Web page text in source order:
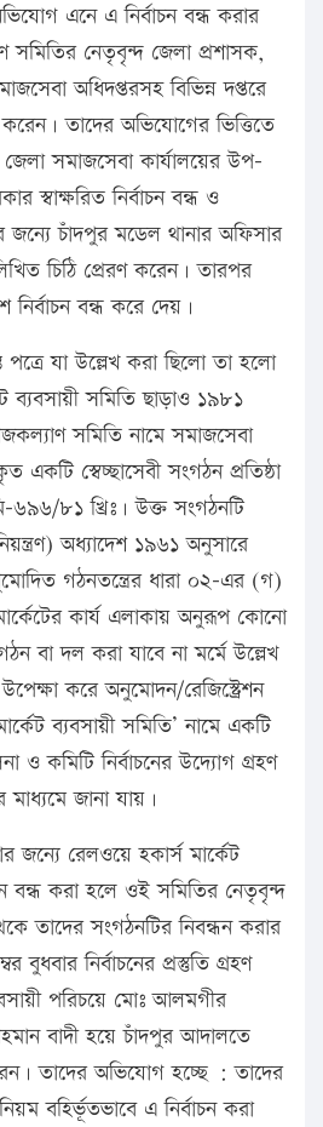
এনে এ নির্বাচন বন্ধ করার
সমিতির নেতৃবৃন্দ জেলা প্রশাসক,
অধিদপ্তরসহ বিভিন্ন দপ্তরে
তাদের অভিযোগের ভিত্তিতে
সমাজসেবা কার্যালয়ের উপ-
স্বাক্ষরিত নির্বাচন বন্ধ ও
জন্যে চাঁদপুর মডেল থানার অফিসার
চিঠি প্রেরণ করেন। তারপর
বন্ধ করে দেয়।
পত্রে যা উল্লেখ করা ছিলো তা হলো
ব্যবসায়ী সমিতি ছাড়াও ১৯৮১
সমিতি নামে সমাজসেবা
একটি স্বেচ্ছাসেবী সংগঠন প্রতিষ্ঠা
৬৯৬/৮১ খ্রিঃ। উক্ত সংগঠনটি
অধ্যাদেশ ১৯৬১ অনুসারে
গঠনতন্ত্রের ধারা ০২-এর (গ)
কার্য এলাকায় অনুরূপ কোনো
বা দল করা যাবে না মর্মে উল্লেখ
করে অনুমোদন/রেজিস্ট্রেশন
ব্যবসায়ী সমিতি’ নামে একটি
ও কমিটি নির্বাচনের উদ্যোগ গ্রহণ
মাধ্যমে জানা যায়।
জন্যে রেলওয়ে হকার্স মার্কেট
বন্ধ করা হলে ওই সমিতির নেতৃবৃন্দ
তাদের সংগঠনটির নিবন্ধন করার
নির্বাচনের প্রস্তুতি গ্রহণ
পরিচয়ে মোঃ আলমগীর
বাদী হয়ে চাঁদপুর আদালতে
তাদের অভিযোগ হচ্ছে : তাদের
বহির্ভূতভাবে এ নির্বাচন করা